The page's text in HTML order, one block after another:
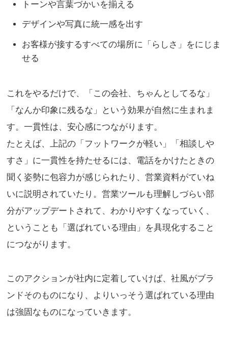
トーンや言葉づかいを揃える
デザインや写真に統一感を出す
お客様が接するすべての場所に「らしさ」をにじま
せる
これをやるだけで、「この会社、ちゃんとしてるな」
「なんか印象に残るな」という効果が自然に生まれま
す。一貫性は、安心感につながります。
たとえば、上記の「フットワークが軽い」「相談しや
すさ」に一貫性を持たせるには、電話をかけたときの
聞く姿勢に包容力が感じられたり、営業資料がていね
いに説明されていたり。営業ツールも理解しづらい部
分がアップデートされて、わかりやすくなっていく、
ということも「選ばれている理由」を具現化すること
につながります。
このアクションが社内に定着していけば、社風がブラ
ンドそのものになり、よりいっそう選ばれている理由
は強固なものになっていきます。